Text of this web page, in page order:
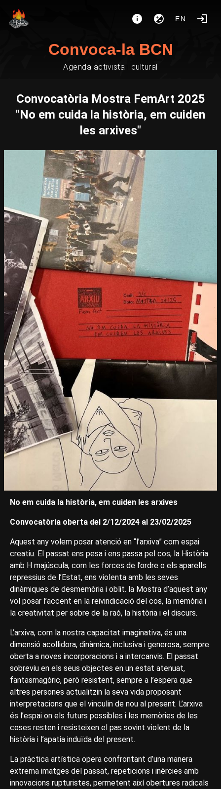
EN
Convoca-la BCN
Agenda activista i cultural
Convocatòria Mostra FemArt 2025
"No em cuida la història, em cuiden
les arxives"
No em cuida la història, em cuiden les arxives
Convocatòria oberta del 2/12/2024 al 23/02/2025
Aquest any volem posar atenció en “l’arxiva” com espai
creatiu. El passat ens pesa i ens passa pel cos, la Història
amb H majúscula, com les forces de l’ordre o els aparells
repressius de l’Estat, ens violenta amb les seves
dinàmiques de desmemòria i oblit. la Mostra d’aquest any
vol posar l’accent en la reivindicació del cos, la memòria i
la creativitat per sobre de la raó, la història i el discurs.
L’arxiva, com la nostra capacitat imaginativa, és una
dimensió acollidora, dinàmica, inclusiva i generosa, sempre
oberta a noves incorporacions i a intercanvis. El passat
sobreviu en els seus objectes en un estat atenuat,
fantasmagòric, però resistent, sempre a l’espera que
altres persones actualitzin la seva vida proposant
interpretacions que el vinculin de nou al present. L’arxiva
és l’espai on els futurs possibles i les memòries de les
coses resten i resisteixen el pas sovint violent de la
història i l’apatia induïda del present.
La pràctica artística opera confrontant d’una manera
extrema imatges del passat, repeticions i inèrcies amb
innovacions rupturistes, permetent així obertures radicals